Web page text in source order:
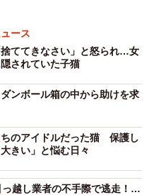
温めると、すぐに病院へ
がたまっており、失明
らないかもしれない」と
は子猫を助けるため、2、
たちは猫に近寄って「ニ
かいあって奇跡的に命を
らニャーニャーになった
なった。
ース
ててきなさい」と怒られ…女
されていた子猫
ンボール箱の中から助けを求
のアイドルだった猫 保護し
きい」と悩む日々
越し業者の不手際で逃走！…